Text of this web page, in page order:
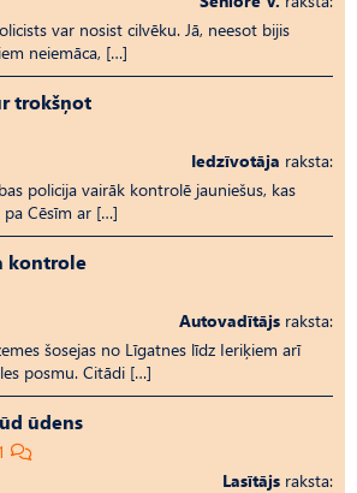
var nosist cilvēku. Jā, neesot bijis
neiemāca, […]
trokšņot
Iedzīvotāja raksta:
policija vairāk kontrolē jauniešus, kas
Cēsīm ar […]
kontrole
Autovadītājs raksta:
šosejas no Līgatnes līdz Ieriķiem arī
posmu. Citādi […]
ūdens
Lasītājs raksta: